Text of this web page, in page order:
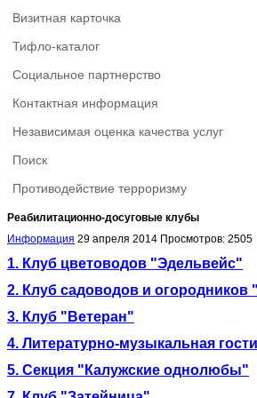
Визитная карточка
Тифло-каталог
Социальное партнерство
Контактная информация
Независимая оценка качества услуг
Поиск
Противодействие терроризму
Реабилитационно-досуговые клубы
Информация 29 апреля 2014 Просмотров: 2505
1. Клуб цветоводов "Эдельвейс"
2. Клуб садоводов и огородников
3. Клуб "Ветеран"
4. Литературно-музыкальная
5. Секция "Калужские однолюбы"